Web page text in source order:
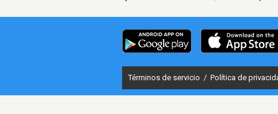
Términos de servicio / Política de